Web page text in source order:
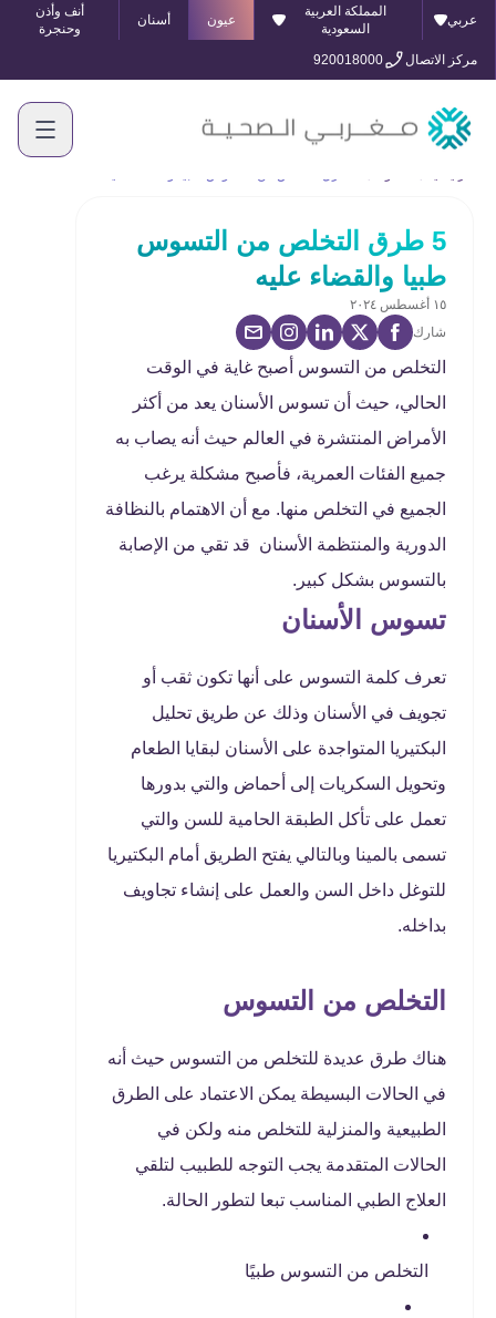
عربي
المملكة العربية
السعودية
عيون أسنان
أنف وأذن
وحنجرة
مركز الاتصال
920018000
5 طرق التخلص من التسوس
طبيا والقضاء عليه
١٥ أغسطس ٢٠٢٤
شارك
التخلص من التسوس أصبح غاية في الوقت
الحالي، حيث أن تسوس الأسنان يعد من أكثر
الأمراض المنتشرة في العالم حيث أنه يصاب به
جميع الفئات العمرية، فأصبح مشكلة يرغب
الجميع في التخلص منها. مع أن الاهتمام بالنظافة
الدورية والمنتظمة الأسنان قد تقي من الإصابة
بالتسوس بشكل كبير.
تسوس الأسنان
تعرف كلمة التسوس على أنها تكون ثقب أو
تجويف في الأسنان وذلك عن طريق تحليل
البكتيريا المتواجدة على الأسنان لبقايا الطعام
وتحويل السكريات إلى أحماض والتي بدورها
تعمل على تأكل الطبقة الحامية للسن والتي
تسمى بالمينا وبالتالي يفتح الطريق أمام البكتيريا
للتوغل داخل السن والعمل على إنشاء تجاويف
بداخله.
التخلص من التسوس
هناك طرق عديدة للتخلص من التسوس حيث أنه
في الحالات البسيطة يمكن الاعتماد على الطرق
الطبيعية والمنزلية للتخلص منه ولكن في
الحالات المتقدمة يجب التوجه للطبيب لتلقي
العلاج الطبي المناسب تبعا لتطور الحالة.
التخلص من التسوس طبيًا